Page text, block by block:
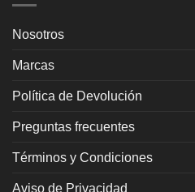
Nosotros
Marcas
Política de Devolución
Preguntas frecuentes
Términos y Condiciones
Aviso de Privacidad